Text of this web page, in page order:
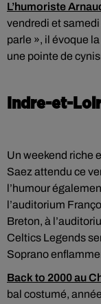
L’humoriste
vendredi et samedi
parle », il évoque
une pointe de
Indre-et-
Un weekend riche
Saez attendu ce
l’humour
l’auditorium
Breton, à
Celtics Legends
Soprano
Back to 2000 au
bal costumé,